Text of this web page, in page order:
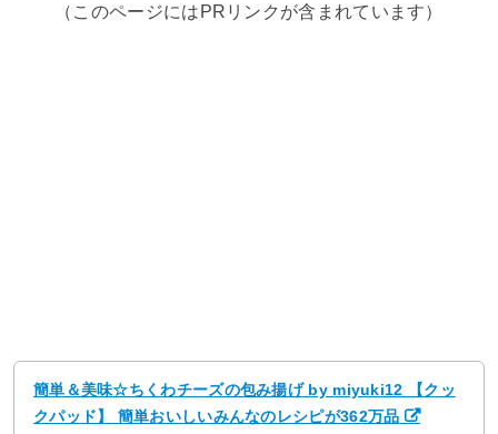
（このページにはPRリンクが含まれています）
簡単＆美味☆ちくわチーズの包み揚げ by miyuki12 【クッ
クパッド】 簡単おいしいみんなのレシピが362万品